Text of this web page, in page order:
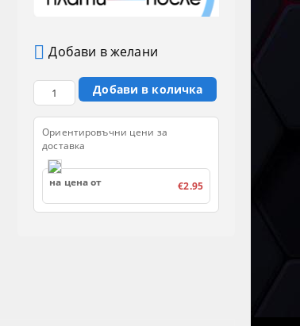
Добави в желани
Ориентировъчни цени за
доставка
на цена от €2.95